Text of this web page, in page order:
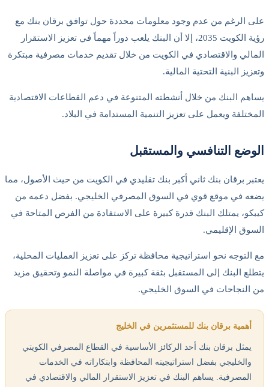
على الرغم من عدم وجود معلومات محددة حول توافق برقان بنك مع
رؤية الكويت 2035، إلا أن البنك يلعب دوراً مهماً في تعزيز الاستقرار
المالي والاقتصادي في الكويت من خلال تقديم خدمات مصرفية مبتكرة
وتعزيز البنية التحتية المالية.
يساهم البنك من خلال أنشطته المتنوعة في دعم القطاعات الاقتصادية
المختلفة ويعمل على تعزيز التنمية المستدامة في البلاد.
الوضع التنافسي والمستقبل
يعتبر برقان بنك ثاني أكبر بنك تقليدي في الكويت من حيث الأصول، مما
يضعه في موقع قوي في السوق المصرفي الخليجي. بفضل دعمه من
كيبكو، يمتلك البنك قدرة كبيرة على الاستفادة من الفرص المتاحة في
السوق الإقليمي.
مع التوجه نحو استراتيجية محافظة تركز على تعزيز العمليات المحلية،
يتطلع البنك إلى المستقبل بثقة كبيرة في مواصلة النمو وتحقيق مزيد
من النجاحات في السوق الخليجي.
أهمية برقان بنك للمستثمرين في الخليج
يمثل برقان بنك أحد الركائز الأساسية في القطاع المصرفي الكويتي
والخليجي بفضل استراتيجيته المحافظة وابتكاراته في الخدمات
المصرفية. يساهم البنك في تعزيز الاستقرار المالي والاقتصادي في